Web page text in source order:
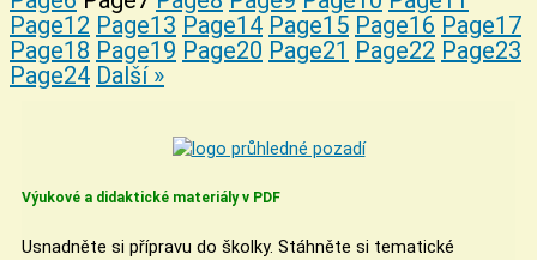
Page12 Page13 Page14 Page15 Page16 Page17
Page18 Page19 Page20 Page21 Page22 Page23
Page24 Další »
Výukové a didaktické materiály v PDF
Usnadněte si přípravu do školky. Stáhněte si tematické